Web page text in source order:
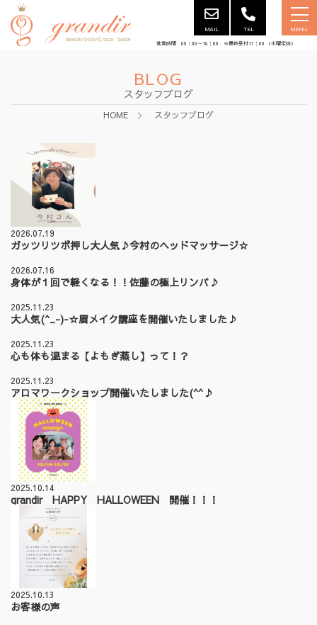
MAIL TEL MENU
営業時間 09：00～18：00 ※最終受付17：00 （水曜定休）
BLOG
スタッフブログ
HOME スタッフブログ
2026.07.19
ガッツリツボ押し大人気♪今村のヘッドマッサージ☆
2026.07.16
身体が１回で軽くなる！！佐藤の極上リンパ♪
2025.11.23
大人気(^_-)-☆眉メイク講座を開催いたしました♪
2025.11.23
心も体も温まる【よもぎ蒸し】って！？
2025.11.23
アロマワークショップ開催いたしました(^^♪
2025.10.14
grandir HAPPY HALLOWEEN 開催！！！
2025.10.13
お客様の声